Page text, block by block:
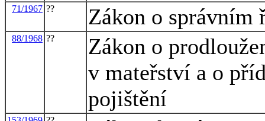
71/1967 ?? Zákon o správním
88/1968 ??
Zákon o
v mateřství a o
pojištění